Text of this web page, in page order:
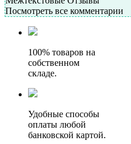
Посмотреть все комментарии
100% товаров на
собственном
складе.
Удобные способы
оплаты любой
банковской картой.